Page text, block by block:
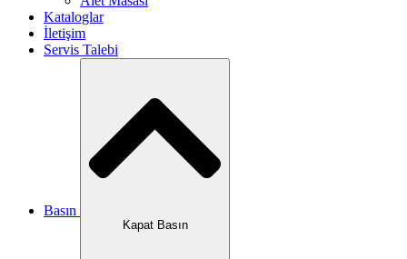
Kataloglar
İletişim
Servis Talebi
Basın
Kapat Basın